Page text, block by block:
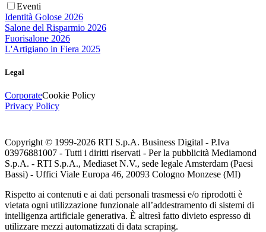
Eventi
Identità Golose 2026
Salone del Risparmio 2026
Fuorisalone 2026
L'Artigiano in Fiera 2025
Legal
CorporateCookie Policy
Privacy Policy
Copyright © 1999-2026 RTI S.p.A. Business Digital - P.Iva
03976881007 - Tutti i diritti riservati - Per la pubblicità Mediamond
S.p.A. - RTI S.p.A., Mediaset N.V., sede legale Amsterdam (Paesi
Bassi) - Uffici Viale Europa 46, 20093 Cologno Monzese (MI)
Rispetto ai contenuti e ai dati personali trasmessi e/o riprodotti è
vietata ogni utilizzazione funzionale all’addestramento di sistemi di
intelligenza artificiale generativa. È altresì fatto divieto espresso di
utilizzare mezzi automatizzati di data scraping.